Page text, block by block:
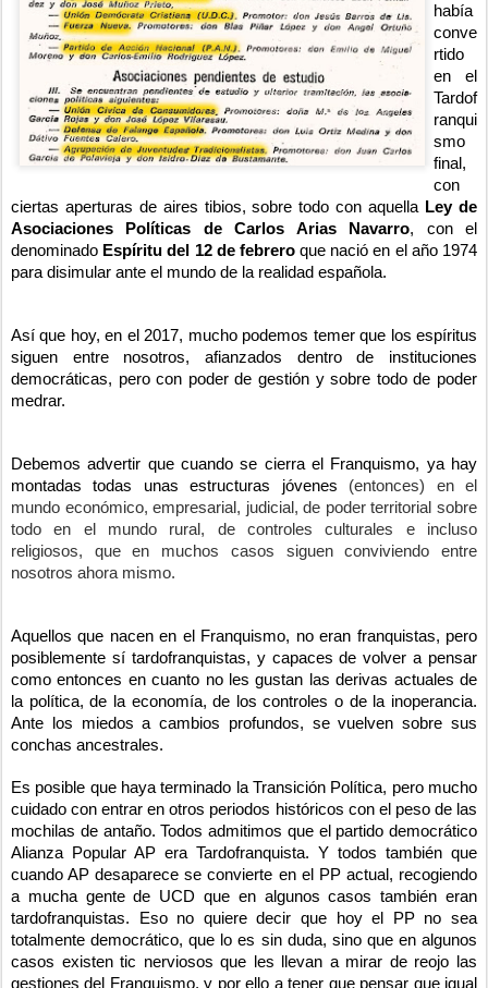
había
conve
rtido
en el
Tardof
ranqui
smo
final,
con
ciertas aperturas de aires tibios, sobre todo con aquella Ley de
Asociaciones Políticas de Carlos Arias Navarro, con el
denominado Espíritu del 12 de febrero que nació en el año 1974
para disimular ante el mundo de la realidad española.
Así que hoy, en el 2017, mucho podemos temer que los espíritus
siguen entre nosotros, afianzados dentro de instituciones
democráticas, pero con poder de gestión y sobre todo de poder
medrar.
Debemos advertir que cuando se cierra el Franquismo, ya hay
montadas todas unas estructuras jóvenes (entonces) en el
mundo económico, empresarial, judicial, de poder territorial sobre
todo en el mundo rural, de controles culturales e incluso
religiosos, que en muchos casos siguen conviviendo entre
nosotros ahora mismo.
Aquellos que nacen en el Franquismo, no eran franquistas, pero
posiblemente sí tardofranquistas, y capaces de volver a pensar
como entonces en cuanto no les gustan las derivas actuales de
la política, de la economía, de los controles o de la inoperancia.
Ante los miedos a cambios profundos, se vuelven sobre sus
conchas ancestrales.
Es posible que haya terminado la Transición Política, pero mucho
cuidado con entrar en otros periodos históricos con el peso de las
mochilas de antaño. Todos admitimos que el partido democrático
Alianza Popular AP era Tardofranquista. Y todos también que
cuando AP desaparece se convierte en el PP actual, recogiendo
a mucha gente de UCD que en algunos casos también eran
tardofranquistas. Eso no quiere decir que hoy el PP no sea
totalmente democrático, que lo es sin duda, sino que en algunos
casos existen tic nerviosos que les llevan a mirar de reojo las
gestiones del Franquismo, y por ello a tener que pensar que igual